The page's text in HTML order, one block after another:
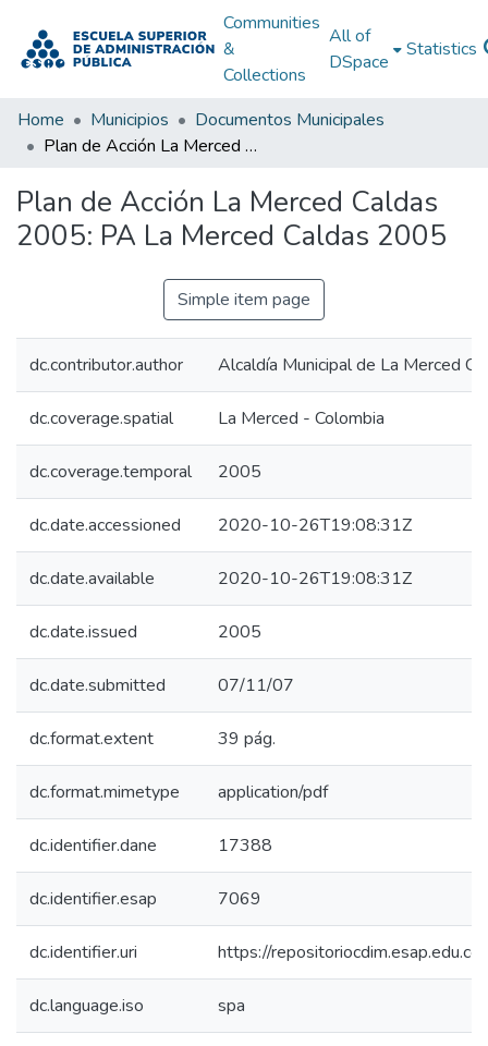
Communities
&
Collections
All of
DSpace
Statistics
Home Municipios
Documentos Municipales
Plan de Acción La Merced Caldas 2005: PA La Merced Caldas 2005
Plan de Acción La Merced Caldas
2005: PA La Merced Caldas 2005
Simple item page
dc.contributor.author Alcaldía Municipal de La Merced
dc.coverage.spatial La Merced - Colombia
dc.coverage.temporal 2005
dc.date.accessioned 2020-10-26T19:08:31Z
dc.date.available 2020-10-26T19:08:31Z
dc.date.issued 2005
dc.date.submitted 07/11/07
dc.format.extent 39 pág.
dc.format.mimetype application/pdf
dc.identifier.dane 17388
dc.identifier.esap 7069
dc.identifier.uri https://
dc.language.iso spa